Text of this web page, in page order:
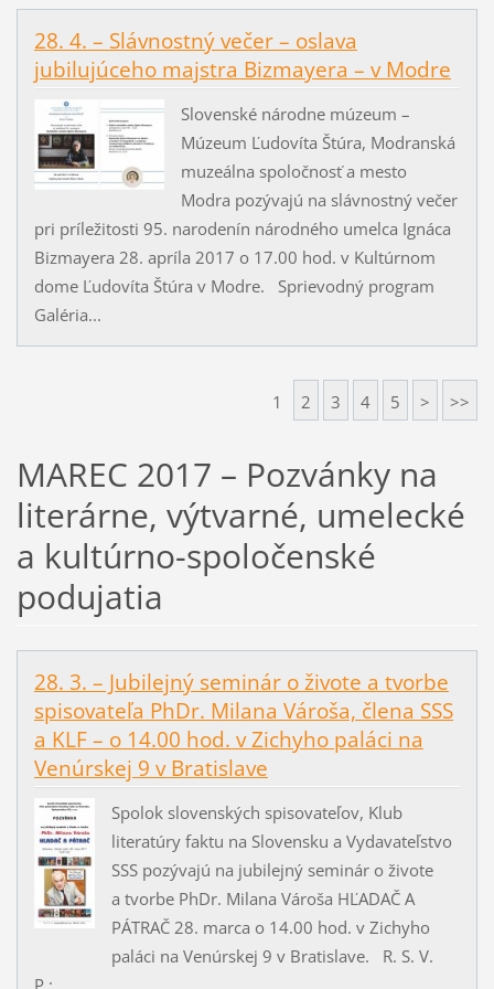
28. 4. – Slávnostný večer – oslava
jubilujúceho majstra Bizmayera – v Modre
Slovenské národne múzeum –
Múzeum Ľudovíta Štúra, Modranská
muzeálna spoločnosť a mesto
Modra pozývajú na slávnostný večer
pri príležitosti 95. narodenín národného umelca Ignáca
Bizmayera 28. apríla 2017 o 17.00 hod. v Kultúrnom
dome Ľudovíta Štúra v Modre. Sprievodný program
Galéria...
1 2 3 4 5 > >>
MAREC 2017 – Pozvánky na
literárne, výtvarné, umelecké
a kultúrno-spoločenské
podujatia
28. 3. – Jubilejný seminár o živote a tvorbe
spisovateľa PhDr. Milana Vároša, člena SSS
a KLF – o 14.00 hod. v Zichyho paláci na
Venúrskej 9 v Bratislave
Spolok slovenských spisovateľov, Klub
literatúry faktu na Slovensku a Vydavateľstvo
SSS pozývajú na jubilejný seminár o živote
a tvorbe PhDr. Milana Vároša HĽADAČ A
PÁTRAČ 28. marca o 14.00 hod. v Zichyho
paláci na Venúrskej 9 v Bratislave. R. S. V.